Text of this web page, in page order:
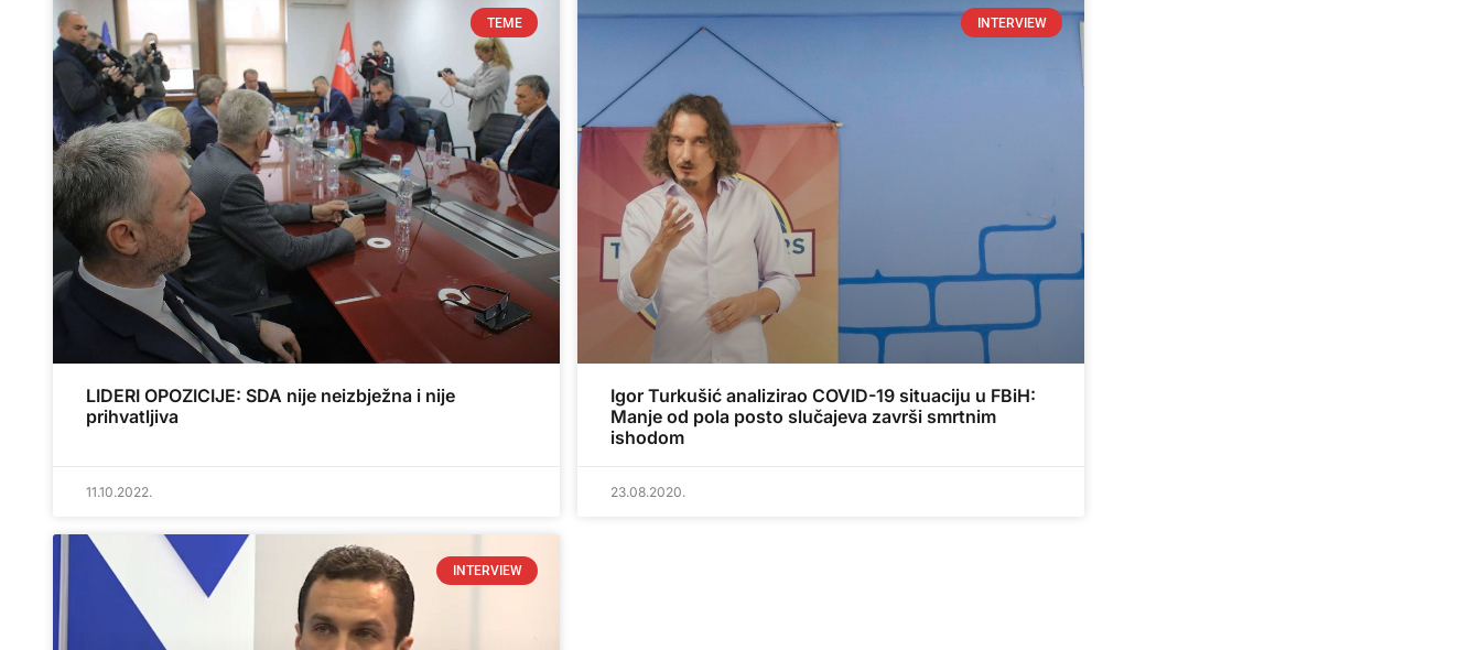
TEME
LIDERI OPOZICIJE: SDA nije neizbježna i nije
prihvatljiva
11.10.2022.
INTERVIEW
Igor Turkušić analizirao COVID-19 situaciju u FBiH:
Manje od pola posto slučajeva završi smrtnim
ishodom
23.08.2020.
INTERVIEW